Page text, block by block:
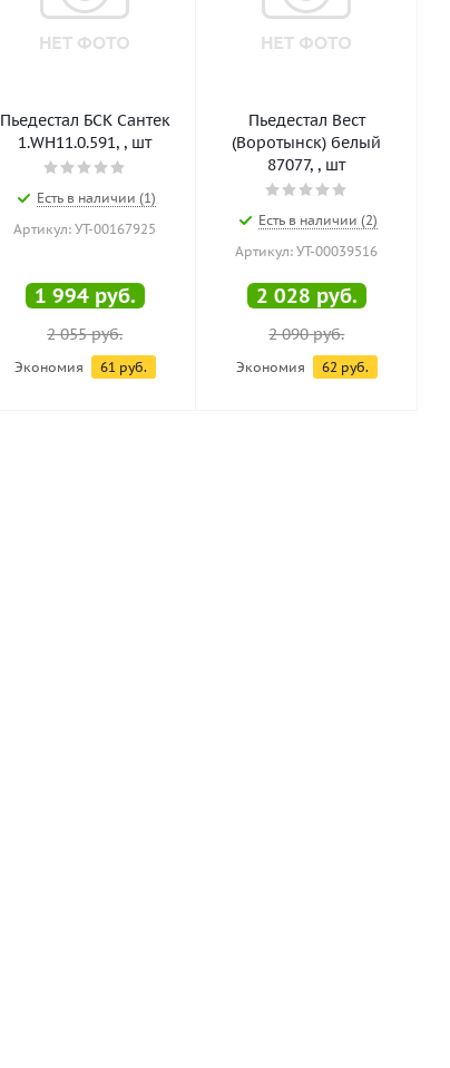
Пьедестал БСК Сантек
1.WH11.0.591, , шт
Есть в наличии (1)
Артикул: УТ-00167925
1 994руб.
2 055руб.
Экономия 61 руб.
Пьедестал Вест
(Воротынск) белый
87077, , шт
Есть в наличии (2)
Артикул: УТ-00039516
2 028 руб.
2 090руб.
Экономия 62 руб.